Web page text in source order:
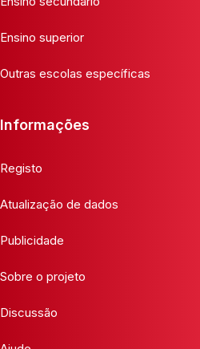
Ensino superior
Outras escolas específicas
Informações
Registo
Atualização de dados
Publicidade
Sobre o projeto
Discussão